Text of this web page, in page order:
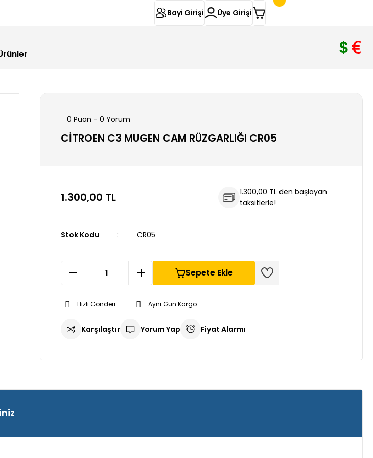
Bayi Girişi Üye Girişi
0 Puan - 0 Yorum
CİTROEN C3 MUGEN CAM RÜZGARLIĞI CR05
1.300,00 TL
1.300,00 TL den başlayan
taksitlerle!
Stok Kodu CR05
Sepete Ekle
Hızlı Gönderi Aynı Gün Kargo
Karşılaştır Yorum Yap Fiyat Alarmı